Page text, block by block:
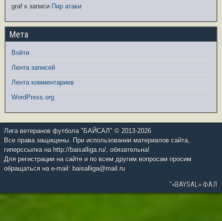
graf к записи Пир атаки
Мета
Войти
Лента записей
Лента комментариев
WordPress.org
Лига ветеранов футбола "БАЙСАЛ" © 2013-2026
Все права защищены. При использовании материалов сайта,
гиперссылка на http://baisalliga.ru/, обязательна!
Для регистрации на сайте и по всем другим вопросам просим
обращаться на e-mail: baisalliga@mail.ru
"«BAYSAL» ФАЛ